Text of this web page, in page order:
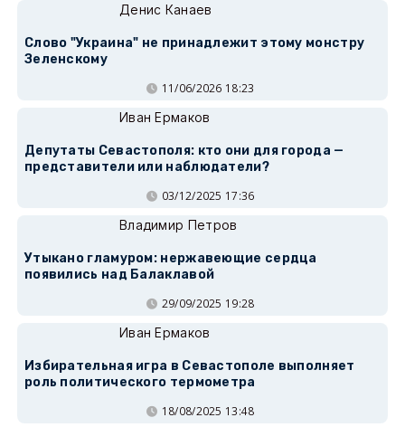
Денис Канаев
Слово "Украина" не принадлежит этому монстру
Зеленскому
11/06/2026 18:23
Иван Ермаков
Депутаты Севастополя: кто они для города —
представители или наблюдатели?
03/12/2025 17:36
Владимир Петров
Утыкано гламуром: нержавеющие сердца
появились над Балаклавой
29/09/2025 19:28
Иван Ермаков
Избирательная игра в Севастополе выполняет
роль политического термометра
18/08/2025 13:48